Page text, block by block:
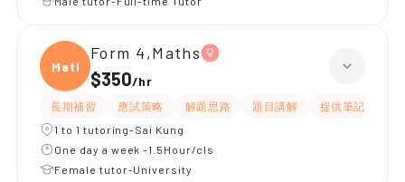
Maths
Form 4,Maths
$350/hr
長期補習 應試策略 解題思路 題目講解 提供筆記
1 to 1 tutoring-Sai Kung
One day a week -1.5Hour/cls
Female tutor-University